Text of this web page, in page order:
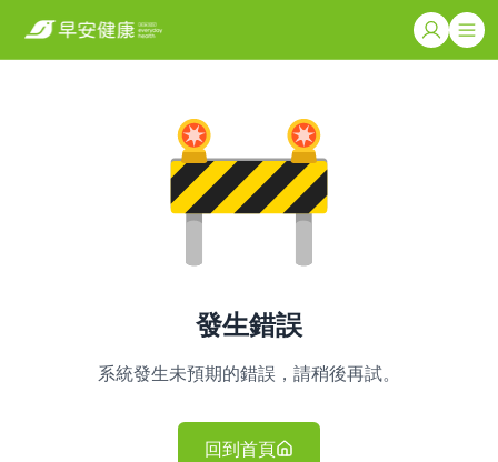
發生錯誤
系統發生未預期的錯誤，請稍後再試。
回到首頁